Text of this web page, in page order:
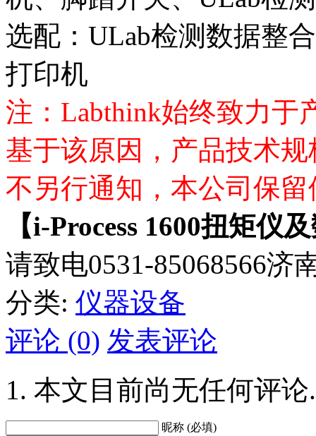
选配：ULab检测数据整
打印机
注：Labthink始终致力于
基于该原因，产品技术
不另行通知，本公司保
【i-Process 1600扭矩仪
请致电0531-85068566济
分类: 仪器设备
评论 (0) 发表评论
本文目前尚无任何评论.
昵称 (必填)